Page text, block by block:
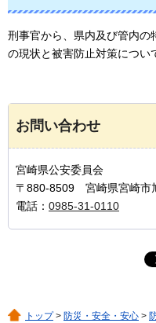
刑事官から、県内及び管内の
の現状と被害防止対策につい
お問い合わせ
宮崎県公安委員会
〒880-8509 宮崎県宮崎市
電話： 0985-31-0110
トップ> 防災・安全・安心 >